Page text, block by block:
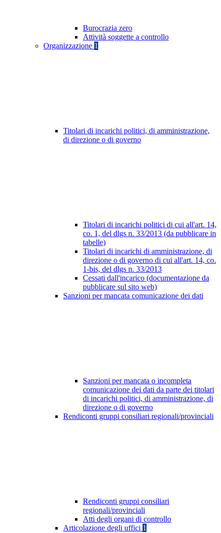
Burocrazia zero
Attività soggette a controllo
Organizzazione 1
Titolari di incarichi politici, di amministrazione,
di direzione o di governo
Titolari di incarichi politici di cui all'art. 14,
co. 1, del dlgs n. 33/2013 (da pubblicare in
tabelle)
Titolari di incarichi di amministrazione, di
direzione o di governo di cui all'art. 14, co.
1-bis, del dlgs n. 33/2013
Cessati dall'incarico (documentazione da
pubblicare sul sito web)
Sanzioni per mancata comunicazione dei dati
Sanzioni per mancata o incompleta
comunicazione dei dati da parte dei titolari
di incarichi politici, di amministrazione, di
direzione o di governo
Rendiconti gruppi consiliari regionali/provinciali
Rendiconti gruppi consiliari
regionali/provinciali
Atti degli organi di controllo
Articolazione degli uffici 1